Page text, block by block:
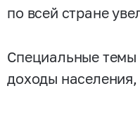
по всей стране
Специальные темы
доходы